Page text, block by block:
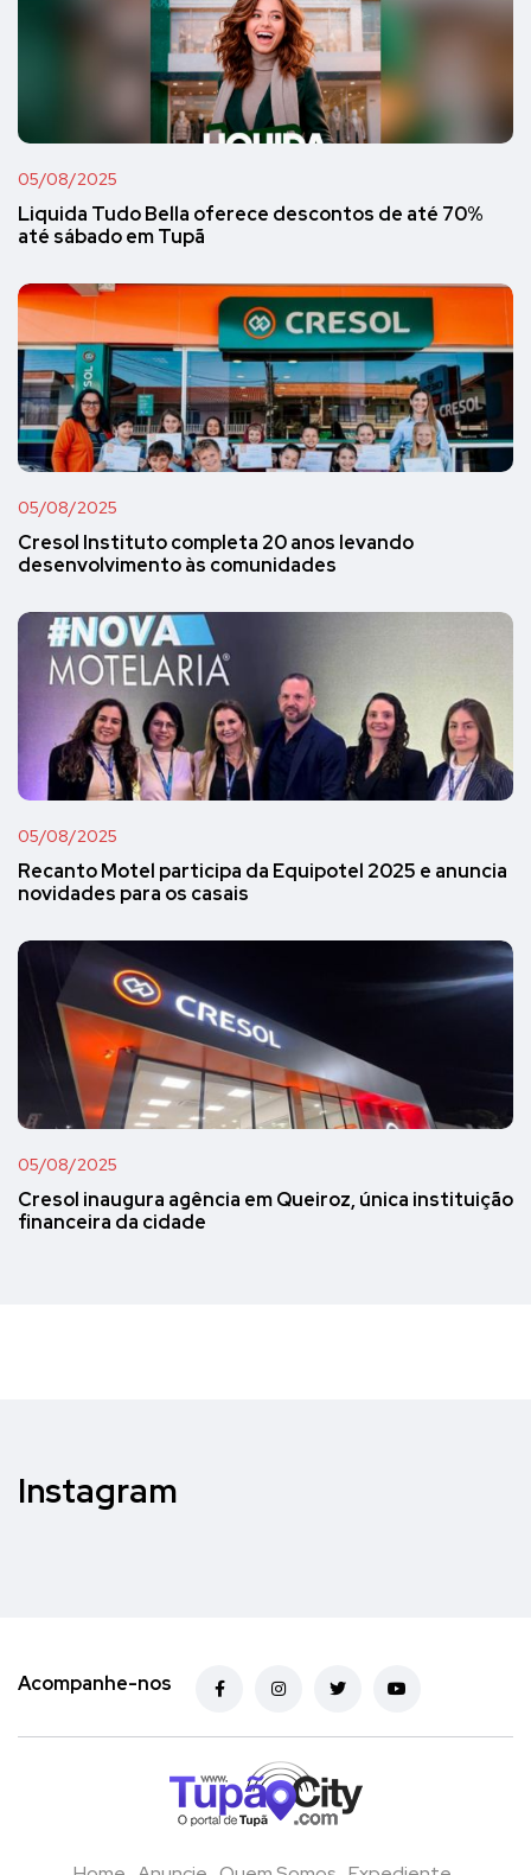
05/08/2025
Liquida Tudo Bella oferece descontos de até 70%
até sábado em Tupã
05/08/2025
Cresol Instituto completa 20 anos levando
desenvolvimento às comunidades
05/08/2025
Recanto Motel participa da Equipotel 2025 e anuncia
novidades para os casais
05/08/2025
Cresol inaugura agência em Queiroz, única instituição
financeira da cidade
Instagram
Acompanhe-nos